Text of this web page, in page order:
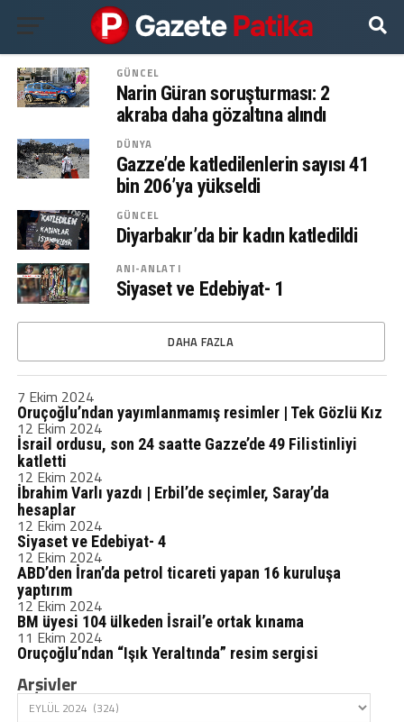
GÜNCEL
Narin Güran soruşturması: 2
akraba daha gözaltına alındı
DÜNYA
Gazze’de katledilenlerin sayısı 41
bin 206’ya yükseldi
GÜNCEL
Diyarbakır’da bir kadın katledildi
ANI-ANLATI
Siyaset ve Edebiyat- 1
DAHA FAZLA
7 Ekim 2024
Oruçoğlu’ndan yayımlanmamış resimler | Tek Gözlü Kız
12 Ekim 2024
İsrail ordusu, son 24 saatte Gazze’de 49 Filistinliyi
katletti
12 Ekim 2024
İbrahim Varlı yazdı | Erbil’de seçimler, Saray’da
hesaplar
12 Ekim 2024
Siyaset ve Edebiyat- 4
12 Ekim 2024
ABD’den İran’da petrol ticareti yapan 16 kuruluşa
yaptırım
12 Ekim 2024
BM üyesi 104 ülkeden İsrail’e ortak kınama
11 Ekim 2024
Oruçoğlu’ndan “Işık Yeraltında” resim sergisi
Arşivler